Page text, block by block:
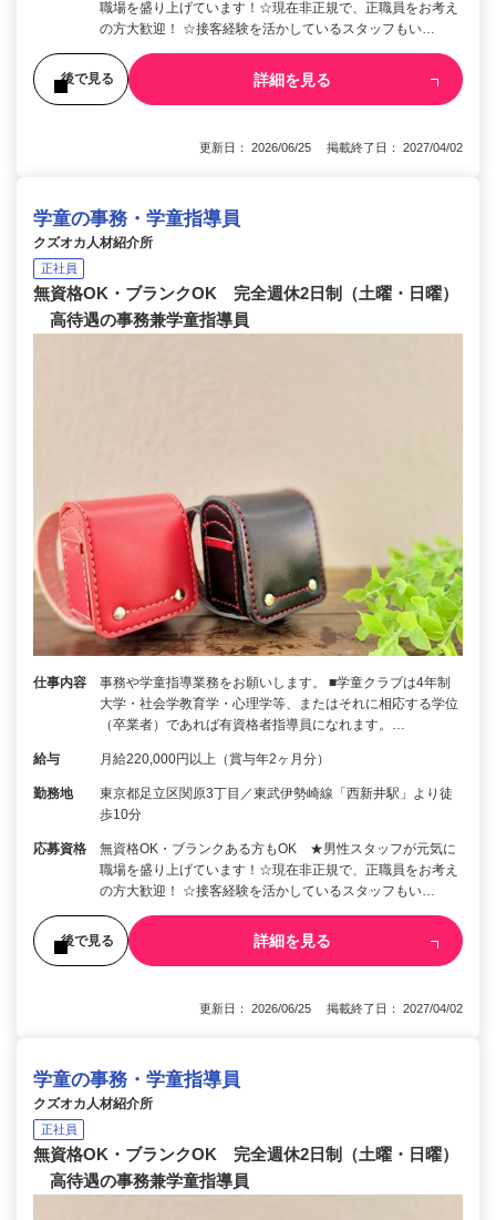
職場を盛り上げています！☆現在非正規で、正職員をお考え
の方大歓迎！ ☆接客経験を活かしているスタッフもい…
後で見る 詳細を見る
更新日： 2026/06/25 掲載終了日： 2027/04/02
学童の事務・学童指導員
クズオカ人材紹介所
正社員
無資格OK・ブランクOK 完全週休2日制（土曜・日曜）
高待遇の事務兼学童指導員
仕事内容
事務や学童指導業務をお願いします。 ■学童クラブは4年制
大学・社会学教育学・心理学等、またはそれに相応する学位
（卒業者）であれば有資格者指導員になれます。…
給与 月給220,000円以上（賞与年2ヶ月分）
勤務地
東京都足立区関原3丁目／東武伊勢崎線「西新井駅」より徒
歩10分
応募資格
無資格OK・ブランクある方もOK ★男性スタッフが元気に
職場を盛り上げています！☆現在非正規で、正職員をお考え
の方大歓迎！ ☆接客経験を活かしているスタッフもい…
後で見る 詳細を見る
更新日： 2026/06/25 掲載終了日： 2027/04/02
学童の事務・学童指導員
クズオカ人材紹介所
正社員
無資格OK・ブランクOK 完全週休2日制（土曜・日曜）
高待遇の事務兼学童指導員